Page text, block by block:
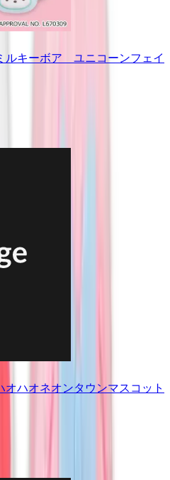
キーボア ユニコーンフェイ
ハオネオンタウンマスコット